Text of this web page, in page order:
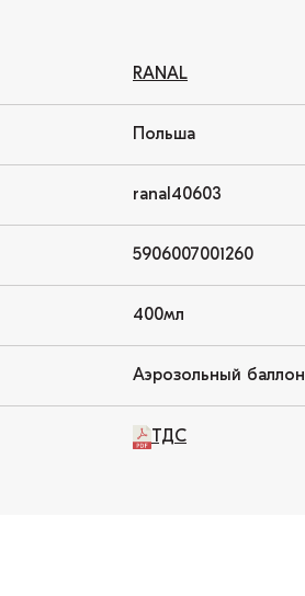
RANAL
Польша
ranal40603
5906007001260
400мл
Аэрозольный баллон
ТДС